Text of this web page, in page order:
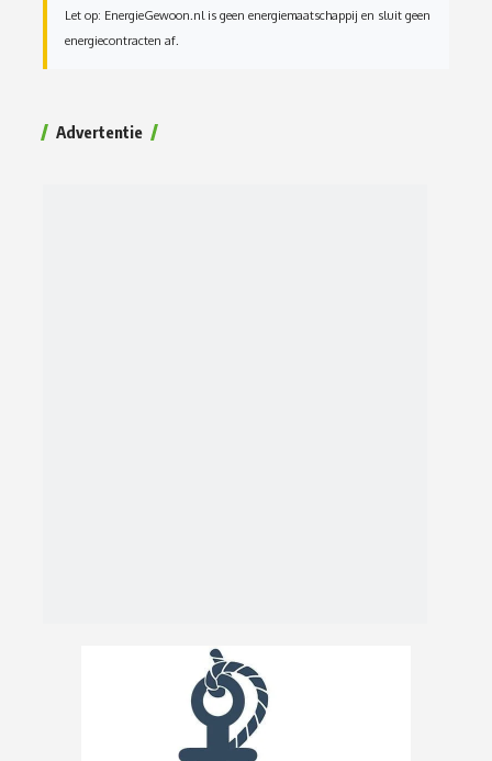
Let op: EnergieGewoon.nl is geen energiemaatschappij en sluit geen
energiecontracten af.
Advertentie